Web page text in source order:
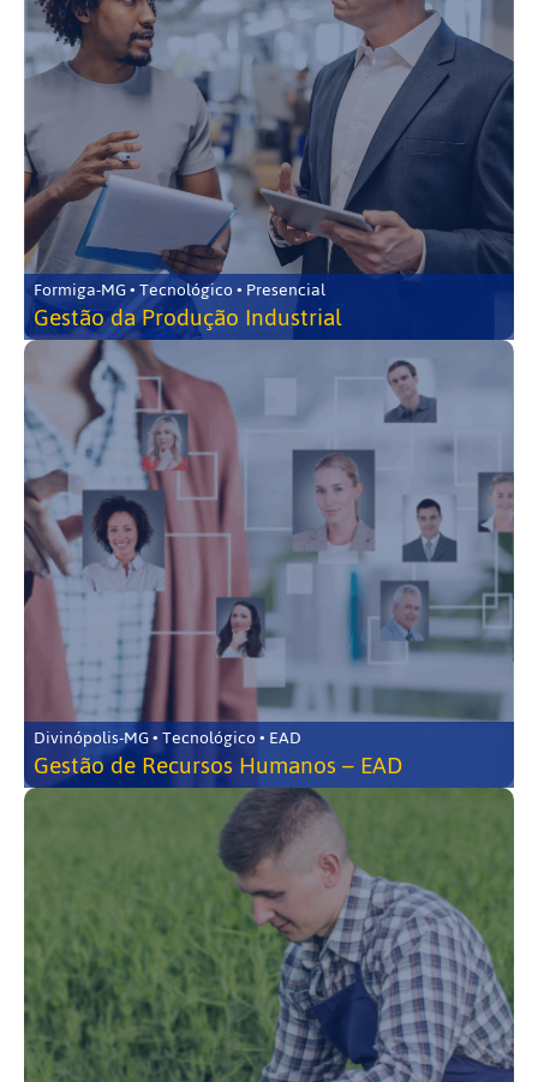
Formiga-MG • Tecnológico • Presencial
Gestão da Produção Industrial
Divinópolis-MG • Tecnológico • EAD
Gestão de Recursos Humanos – EAD